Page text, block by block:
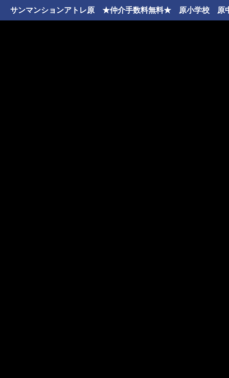
サンマンションアトレ原 ★仲介手数料無料★ 原小学校 原